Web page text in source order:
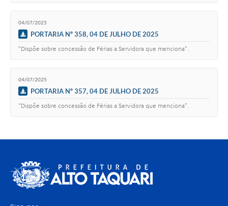
04/07/2025
PORTARIA Nº 358, 04 DE JULHO DE 2025
“Dispõe sobre concessão de Férias a Servidora que menciona”.
04/07/2025
PORTARIA Nº 357, 04 DE JULHO DE 2025
“Dispõe sobre concessão de Férias a Servidora que menciona”.